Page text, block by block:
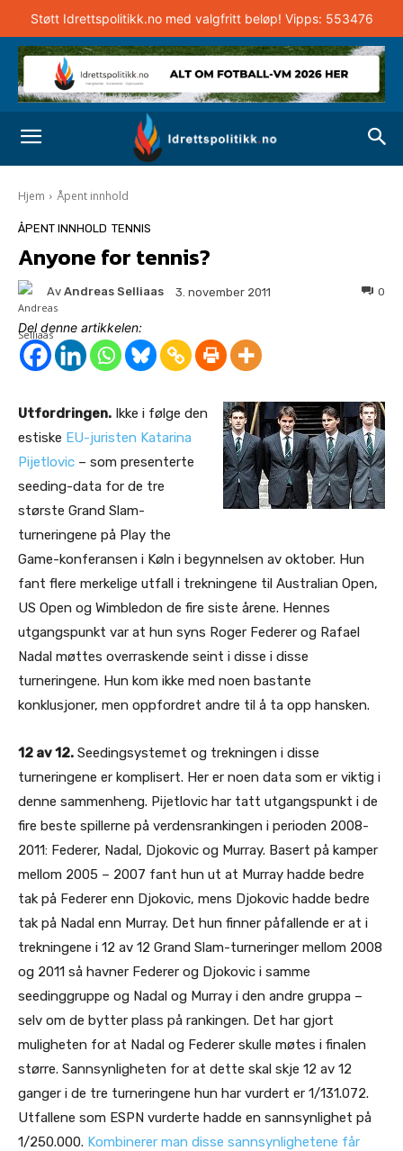
Støtt Idrettspolitikk.no med valgfritt beløp! Vipps: 553476
Hjem Åpent innhold
ÅPENT INNHOLD TENNIS
Anyone for tennis?
Av Andreas Selliaas 3. november 2011 0
Del denne artikkelen:
Utfordringen. Ikke i følge den
estiske EU-juristen Katarina
Pijetlovic – som presenterte
seeding-data for de tre
største Grand Slam-
turneringene på Play the
Game-konferansen i Køln i begynnelsen av oktober. Hun
fant flere merkelige utfall i trekningene til Australian Open,
US Open og Wimbledon de fire siste årene. Hennes
utgangspunkt var at hun syns Roger Federer og Rafael
Nadal møttes overraskende seint i disse i disse
turneringene. Hun kom ikke med noen bastante
konklusjoner, men oppfordret andre til å ta opp hansken.
12 av 12. Seedingsystemet og trekningen i disse
turneringene er komplisert. Her er noen data som er viktig i
denne sammenheng. Pijetlovic har tatt utgangspunkt i de
fire beste spillerne på verdensrankingen i perioden 2008-
2011: Federer, Nadal, Djokovic og Murray. Basert på kamper
mellom 2005 – 2007 fant hun ut at Murray hadde bedre
tak på Federer enn Djokovic, mens Djokovic hadde bedre
tak på Nadal enn Murray. Det hun finner påfallende er at i
trekningene i 12 av 12 Grand Slam-turneringer mellom 2008
og 2011 så havner Federer og Djokovic i samme
seedinggruppe og Nadal og Murray i den andre gruppa –
selv om de bytter plass på rankingen. Det har gjort
muligheten for at Nadal og Federer skulle møtes i finalen
større. Sannsynligheten for at dette skal skje 12 av 12
ganger i de tre turneringene hun har vurdert er 1/131.072.
Utfallene som ESPN vurderte hadde en sannsynlighet på
1/250.000. Kombinerer man disse sannsynlighetene får